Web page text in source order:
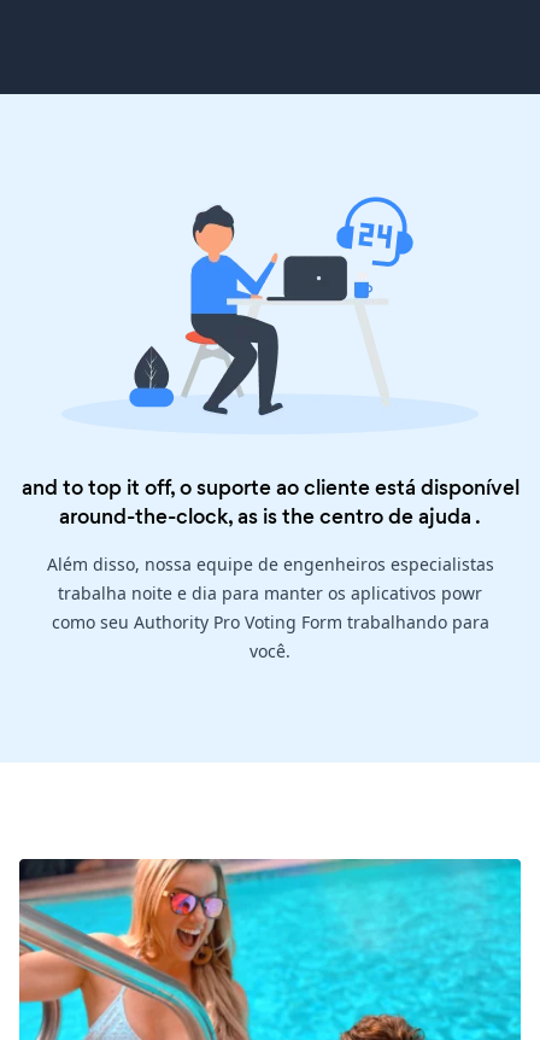
and to top it off, o suporte ao cliente está disponível
around-the-clock, as is thecentro de ajuda .
Além disso, nossa equipe de engenheiros especialistas
trabalha noite e dia para manter os aplicativos powr
como seu Authority Pro Voting Form trabalhando para
você.